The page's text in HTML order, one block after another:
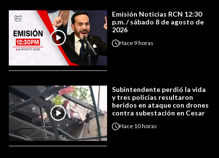
Emisión Noticias RCN 12:30
p.m. / sábado 8 de agosto de
2026
Hace 9 horas
Subintendente perdió la vida
y tres policías resultaron
heridos en ataque con drones
contra subestación en Cesar
Hace 10 horas